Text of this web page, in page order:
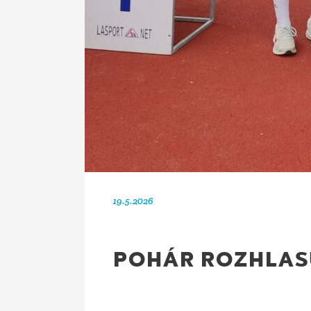
19.5.2026
POHÁR